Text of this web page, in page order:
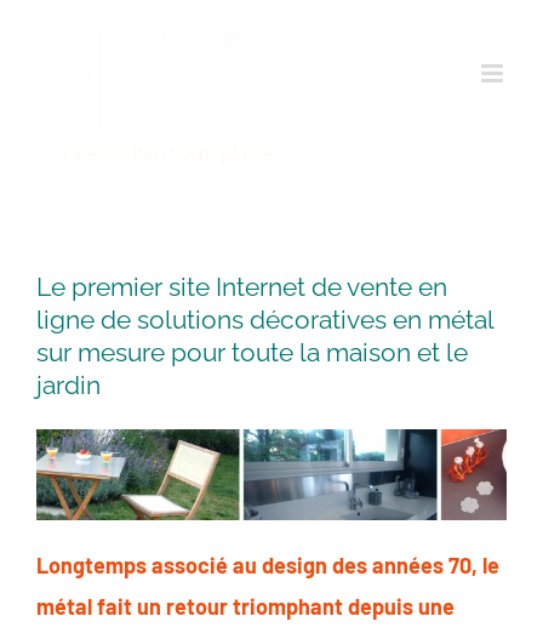
Le premier site Internet de vente en
ligne de solutions décoratives en métal
sur mesure pour toute la maison et le
jardin
Longtemps associé au design des années 70, le
métal fait un retour triomphant depuis une